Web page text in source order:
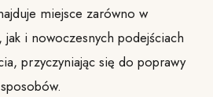
miejsce zarówno w
jak i nowoczesnych podejściach
przyczyniając się do poprawy